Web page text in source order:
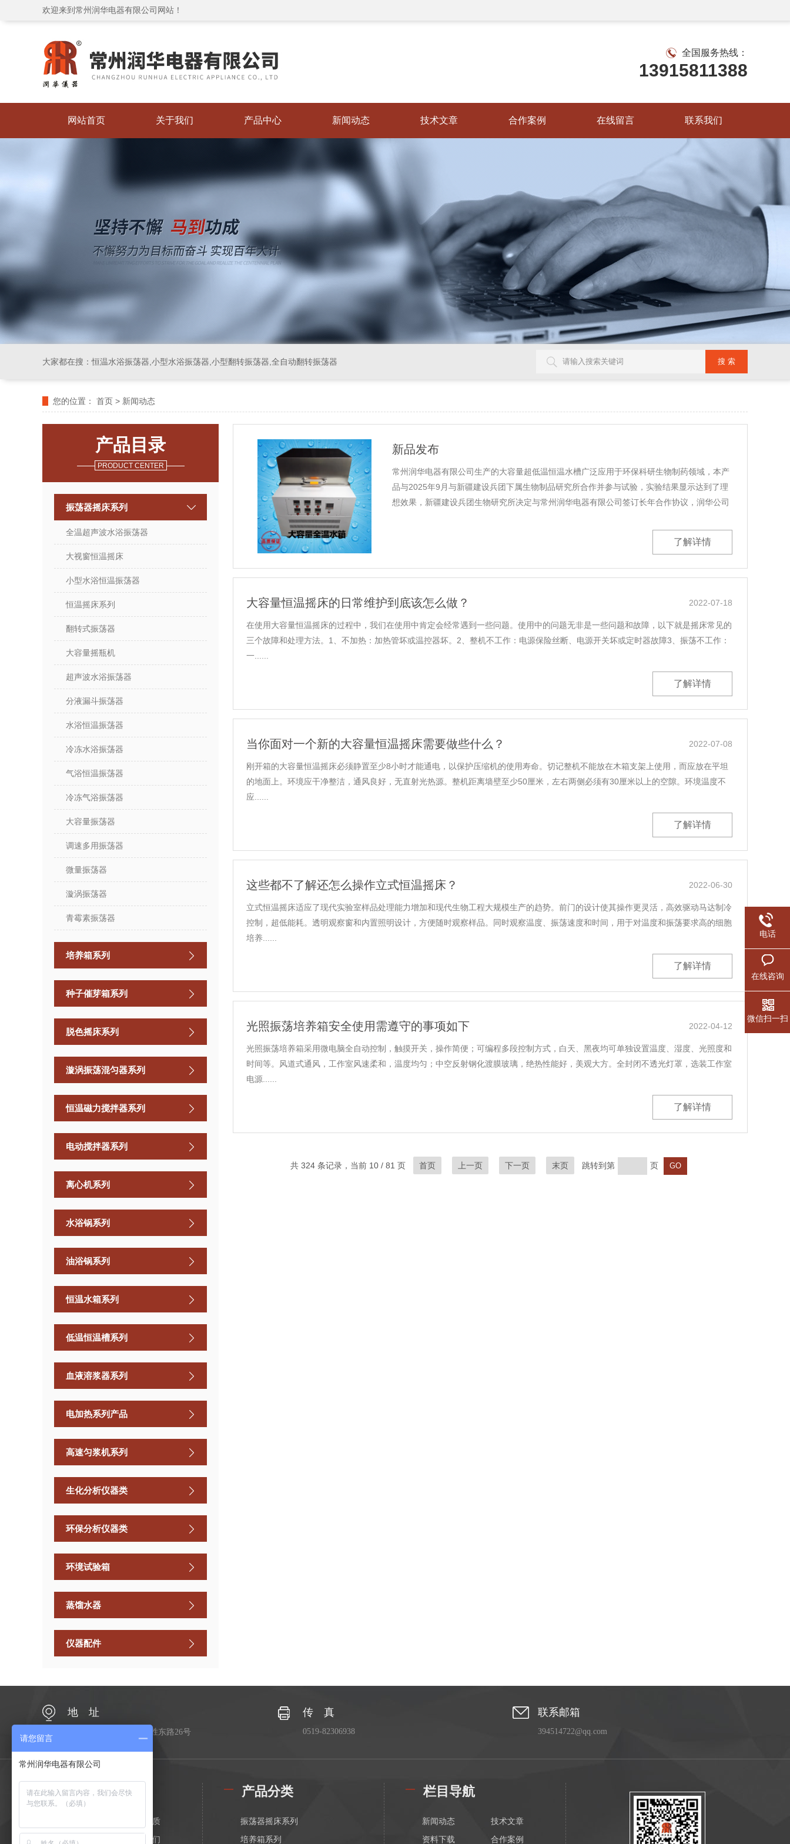
欢迎来到常州润华电器有限公司网站！
全国服务热线：
13915811388
网站首页 关于我们 产品中心 新闻动态 技术文章 合作案例 在线留言 联系我们
大家都在搜：恒温水浴振荡器,小型水浴振荡器,小型翻转振荡器,全自动翻转振荡器
您的位置： 首页 > 新闻动态
产品目录
PRODUCT CENTER
振荡器摇床系列
全温超声波水浴振荡器
大视窗恒温摇床
小型水浴恒温振荡器
恒温摇床系列
翻转式振荡器
大容量摇瓶机
超声波水浴振荡器
分液漏斗振荡器
水浴恒温振荡器
冷冻水浴振荡器
气浴恒温振荡器
冷冻气浴振荡器
大容量振荡器
调速多用振荡器
微量振荡器
漩涡振荡器
青霉素振荡器
培养箱系列
种子催芽箱系列
脱色摇床系列
漩涡振荡混匀器系列
恒温磁力搅拌器系列
电动搅拌器系列
离心机系列
水浴锅系列
油浴锅系列
恒温水箱系列
低温恒温槽系列
血液溶浆器系列
电加热系列产品
高速匀浆机系列
生化分析仪器类
环保分析仪器类
环境试验箱
蒸馏水器
仪器配件
新品发布
常州润华电器有限公司生产的大容量超低温恒温水槽广泛应用于环保科研生物制药领域，本产
品与2025年9月与新疆建设兵团下属生物制品研究所合作并参与试验，实验结果显示达到了理
想效果，新疆建设兵团生物研究所决定与常州润华电器有限公司签订长年合作协议，润华公司
了解详情
大容量恒温摇床的日常维护到底该怎么做？ 2022-07-18
在使用大容量恒温摇床的过程中，我们在使用中肯定会经常遇到一些问题。使用中的问题无非是一些问题和故障，以下就是摇床常见的
三个故障和处理方法。1、不加热：加热管坏或温控器坏。2、整机不工作：电源保险丝断、电源开关坏或定时器故障3、振荡不工作：
一......
了解详情
当你面对一个新的大容量恒温摇床需要做些什么？ 2022-07-08
刚开箱的大容量恒温摇床必须静置至少8小时才能通电，以保护压缩机的使用寿命。切记整机不能放在木箱支架上使用，而应放在平坦
的地面上。环境应干净整洁，通风良好，无直射光热源。整机距离墙壁至少50厘米，左右两侧必须有30厘米以上的空隙。环境温度不
应......
了解详情
这些都不了解还怎么操作立式恒温摇床？ 2022-06-30
立式恒温摇床适应了现代实验室样品处理能力增加和现代生物工程大规模生产的趋势。前门的设计使其操作更灵活，高效驱动马达制冷
控制，超低能耗。透明观察窗和内置照明设计，方便随时观察样品。同时观察温度、振荡速度和时间，用于对温度和振荡要求高的细胞
培养......
了解详情
光照振荡培养箱安全使用需遵守的事项如下 2022-04-12
光照振荡培养箱采用微电脑全自动控制，触摸开关，操作简便；可编程多段控制方式，白天、黑夜均可单独设置温度、湿度、光照度和
时间等。风道式通风，工作室风速柔和，温度均匀；中空反射钢化渡膜玻璃，绝热性能好，美观大方。全封闭不透光灯罩，选装工作室
电源......
了解详情
共 324 条记录，当前 10 / 81 页 首页 上一页 下一页 末页 跳转到第 页
地 址
江苏省常州市金坛区金胜东路26号
传 真
0519-82306938
联系邮箱
394514722@qq.com
公司简介
荣誉资质
在线留言 联系我们
产品分类
振荡器摇床系列
培养箱系列
栏目导航
新闻动态 技术文章
资料下载 合作案例
电话
在线咨询
微信扫一扫
请您留言
常州润华电器有限公司